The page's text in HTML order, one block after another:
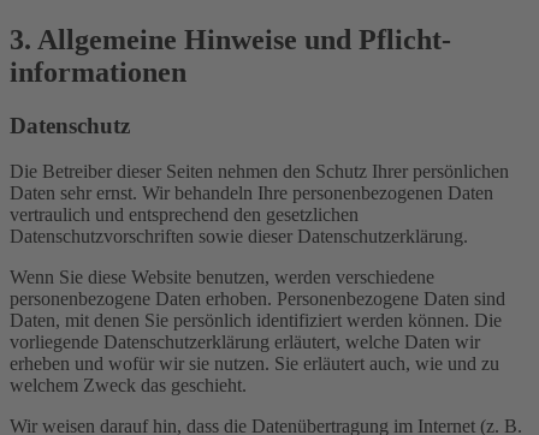
3. Allgemeine Hinweise und Pflicht­
informationen
Datenschutz
Die Betreiber dieser Seiten nehmen den Schutz Ihrer persönlichen
Daten sehr ernst. Wir behandeln Ihre personenbezogenen Daten
vertraulich und entsprechend den gesetzlichen
Datenschutzvorschriften sowie dieser Datenschutzerklärung.
Wenn Sie diese Website benutzen, werden verschiedene
personenbezogene Daten erhoben. Personenbezogene Daten sind
Daten, mit denen Sie persönlich identifiziert werden können. Die
vorliegende Datenschutzerklärung erläutert, welche Daten wir
erheben und wofür wir sie nutzen. Sie erläutert auch, wie und zu
welchem Zweck das geschieht.
Wir weisen darauf hin, dass die Datenübertragung im Internet (z. B.